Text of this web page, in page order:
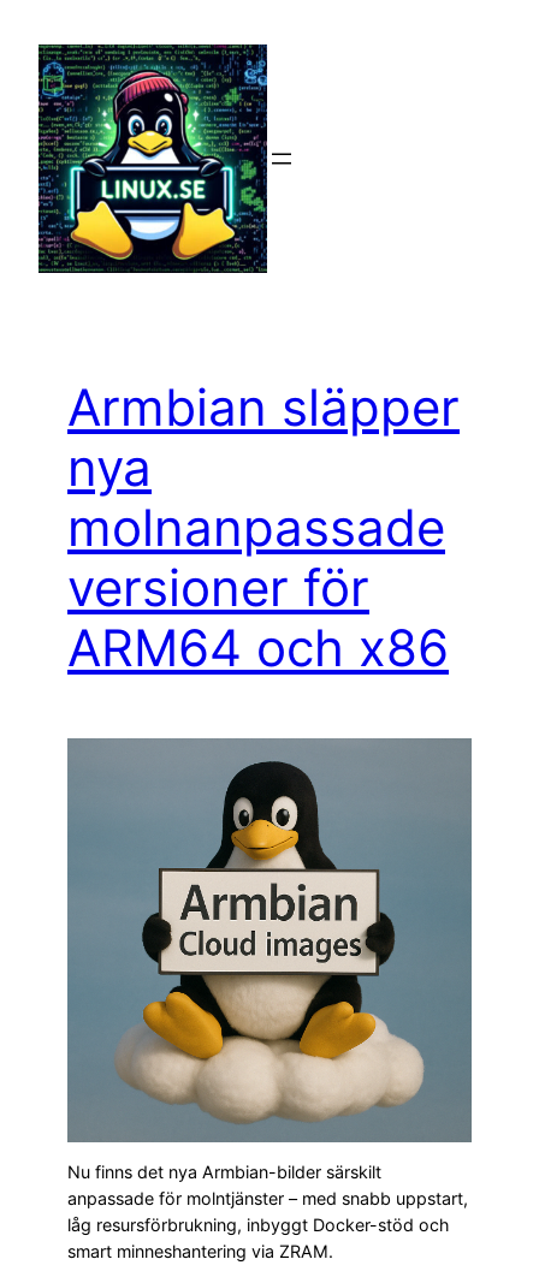
innehåll
Armbian släpper
nya
molnanpassade
versioner för
ARM64 och x86
Nu finns det nya Armbian-bilder särskilt
anpassade för molntjänster – med snabb uppstart,
låg resursförbrukning, inbyggt Docker-stöd och
smart minneshantering via ZRAM.